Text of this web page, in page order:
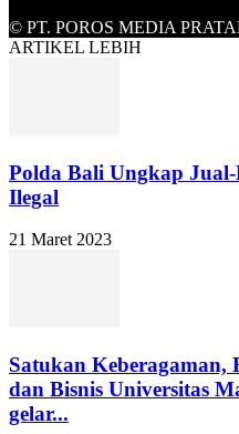
© PT. POROS MEDIA
ARTIKEL LEBIH
Polda Bali Ungkap
Ilegal
21 Maret 2023
Satukan
dan Bisnis Universitas
gelar...